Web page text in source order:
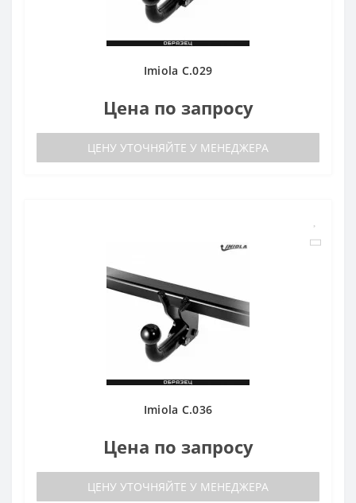
Imiola C.029
Цена по запросу
ЦЕНУ УТОЧНЯЙТЕ У МЕНЕДЖЕРА
Imiola C.036
Цена по запросу
ЦЕНУ УТОЧНЯЙТЕ У МЕНЕДЖЕРА